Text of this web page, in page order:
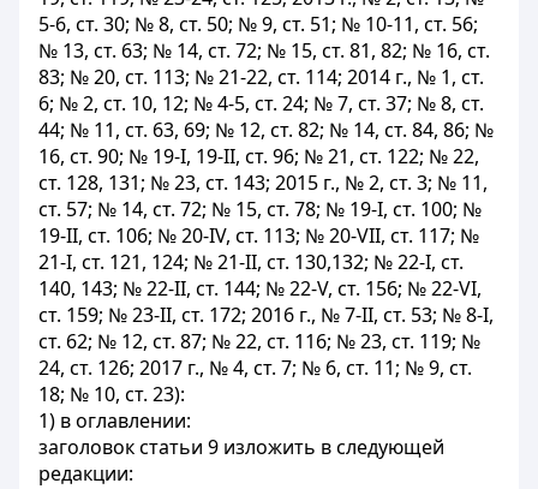
5-6, ст. 30; № 8, ст. 50; № 9, ст. 51; № 10-11, ст. 56;
№ 13, ст. 63; № 14, ст. 72; № 15, ст. 81, 82; № 16, ст.
83; № 20, ст. 113; № 21-22, ст. 114; 2014 г., № 1, ст.
6; № 2, ст. 10, 12; № 4-5, ст. 24; № 7, ст. 37; № 8, ст.
44; № 11, ст. 63, 69; № 12, ст. 82; № 14, ст. 84, 86; №
16, ст. 90; № 19-I, 19-II, ст. 96; № 21, ст. 122; № 22,
ст. 128, 131; № 23, ст. 143; 2015 г., № 2, ст. 3; № 11,
ст. 57; № 14, ст. 72; № 15, ст. 78; № 19-I, ст. 100; №
19-II, ст. 106; № 20-IV, ст. 113; № 20-VII, ст. 117; №
21-I, ст. 121, 124; № 21-II, ст. 130,132; № 22-I, ст.
140, 143; № 22-II, ст. 144; № 22-V, ст. 156; № 22-VI,
ст. 159; № 23-II, ст. 172; 2016 г., № 7-II, ст. 53; № 8-I,
ст. 62; № 12, ст. 87; № 22, ст. 116; № 23, ст. 119; №
24, ст. 126; 2017 г., № 4, ст. 7; № 6, ст. 11; № 9, ст.
18; № 10, ст. 23):
1) в оглавлении:
заголовок статьи 9 изложить в следующей
редакции: